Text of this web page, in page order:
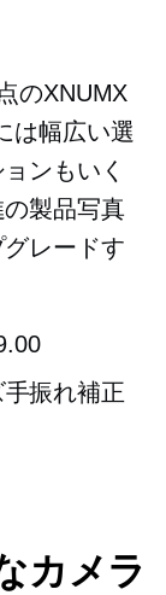
のXNUMX
は幅広い選
ンもいく
製品写真
レードす
振れ補正
カメラ